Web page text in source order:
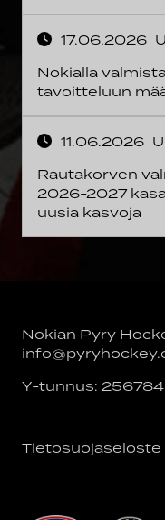
17.06.2026
Nokialla
tavoitteluun
11.06.2026
Rautakorven
2026-2027
uusia kasvoja
Nokian Pyry
Y-tunnus:
Tietosuojaseloste